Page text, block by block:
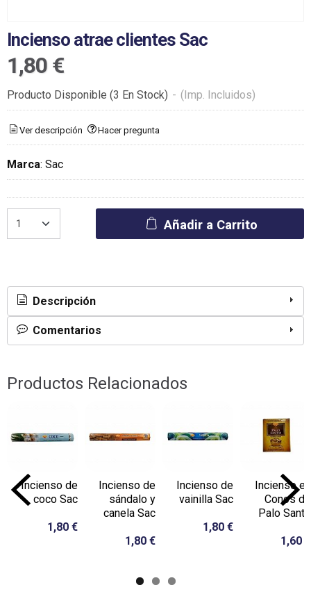
Incienso atrae clientes Sac
1,80 €
Producto Disponible (3 En Stock) - (Imp. Incluidos)
Ver descripción Hacer pregunta
Marca: Sac
Añadir a Carrito
Descripción
Comentarios
Productos Relacionados
Incienso de
coco Sac
1,80 €
Incienso de
sándalo y
canela Sac
1,80 €
Incienso de
vainilla Sac
1,80 €
Incienso en
Conos de
Palo Santo
1,60 €